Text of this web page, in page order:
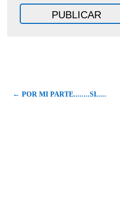
← POR MI PARTE........SI.....